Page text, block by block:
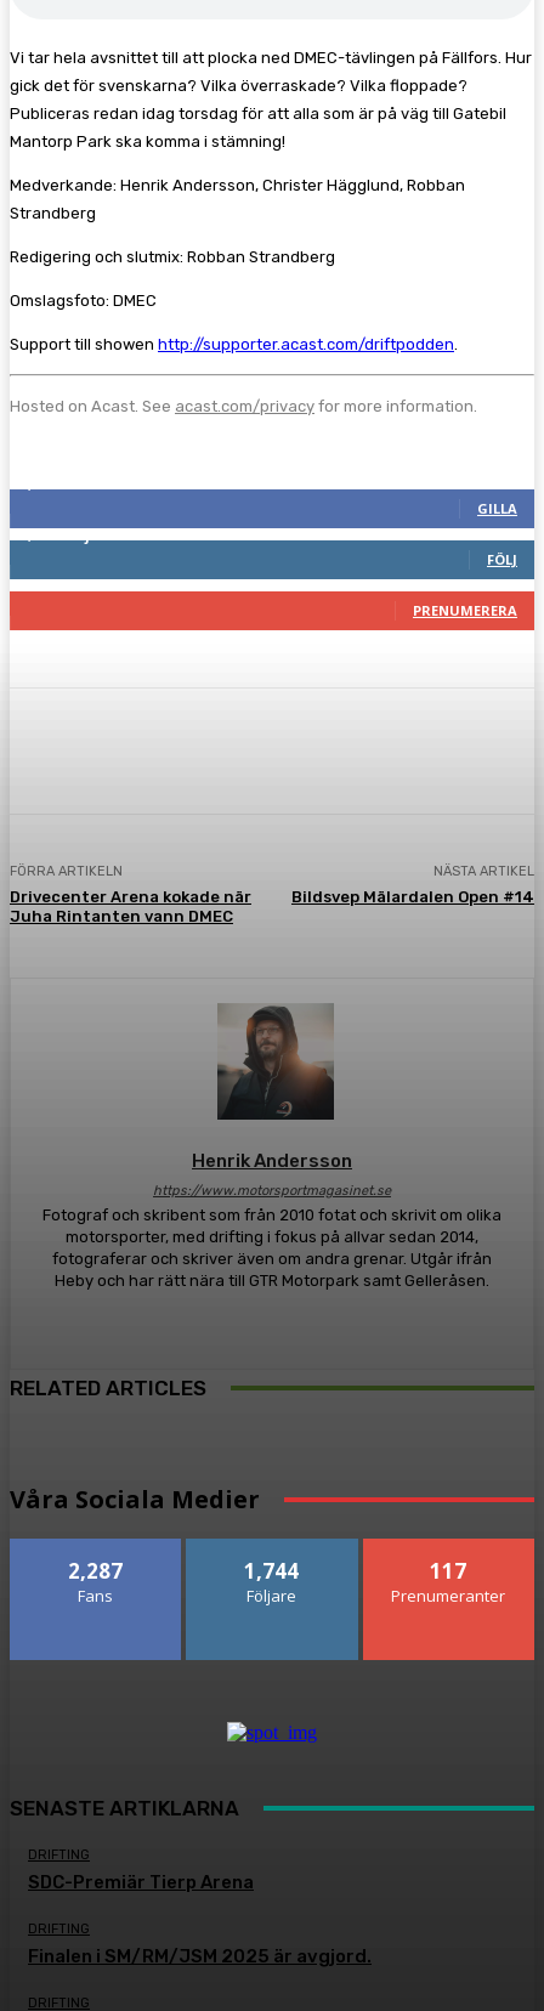
Vi tar hela avsnittet till att plocka ned DMEC-tävlingen på Fällfors. Hur
gick det för svenskarna? Vilka överraskade? Vilka floppade?
Publiceras redan idag torsdag för att alla som är på väg till Gatebil
Mantorp Park ska komma i stämning!
Medverkande: Henrik Andersson, Christer Hägglund, Robban
Strandberg
Redigering och slutmix: Robban Strandberg
Omslagsfoto: DMEC
Support till showen http://supporter.acast.com/driftpodden
Hosted on Acast. See acast.com/privacy for more information.
GILLA
FÖLJ
PRENUMERERA
FÖRRA ARTIKELN
Drivecenter Arena kokade när
Juha Rintanten vann DMEC
NÄSTA ARTIKEL
Bildsvep Mälardalen Open #14
Henrik Andersson
https://www.motorsportmagasinet.se
Fotograf och skribent som från 2010 fotat och skrivit om olika
motorsporter, med drifting i fokus på allvar sedan 2014,
fotograferar och skriver även om andra grenar. Utgår ifrån
Heby och har rätt nära till GTR Motorpark samt Gelleråsen.
RELATED ARTICLES
Våra Sociala Medier
2,287
Fans
1,744
Följare
117
Prenumeranter
SENASTE ARTIKLARNA
DRIFTING
SDC-Premiär Tierp Arena
DRIFTING
Finalen i SM/RM/JSM 2025 är avgjord.
DRIFTING